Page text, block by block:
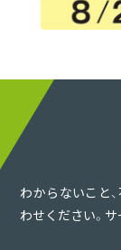
わからないこと
わせください。